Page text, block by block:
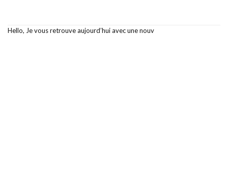
Hello, Je vous retrouve aujourd’hui avec une nouv